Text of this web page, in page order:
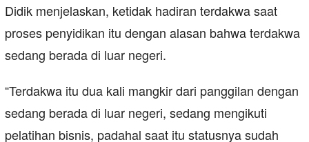
Didik menjelaskan, ketidak hadiran terdakwa saat
proses penyidikan itu dengan alasan bahwa terdakwa
sedang berada di luar negeri.
“Terdakwa itu dua kali mangkir dari panggilan dengan
sedang berada di luar negeri, sedang mengikuti
pelatihan bisnis, padahal saat itu statusnya sudah